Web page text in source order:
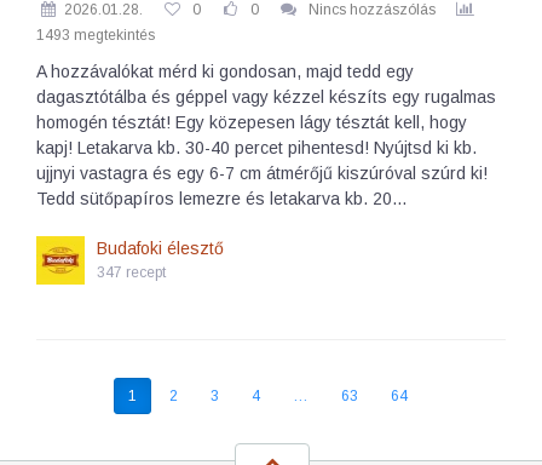
2026.01.28. 0 0
Nincs hozzászólás
1493 megtekintés
A hozzávalókat mérd ki gondosan, majd tedd egy
dagasztótálba és géppel vagy kézzel készíts egy rugalmas
homogén tésztát! Egy közepesen lágy tésztát kell, hogy
kapj! Letakarva kb. 30-40 percet pihentesd! Nyújtsd ki kb.
ujjnyi vastagra és egy 6-7 cm átmérőjű kiszúróval szúrd ki!
Tedd sütőpapíros lemezre és letakarva kb. 20…
Budafoki élesztő
347 recept
1 2 3 4 … 63 64